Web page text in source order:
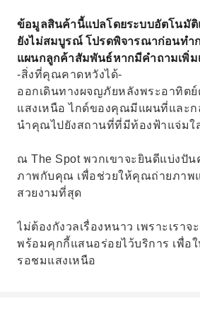
ข้อมูลสินค้านี้แปลโดยระบบอัตโนมั
ยังไม่สมบูรณ์ โปรดพิจารณาก่อนทำ
แผนกลูกค้าสัมพันธ์หากมีคำถามเพิ่ม
-สิ่งที่คุณคาดหวังได้-
ออกเดินทางผจญภัยหลังพระอาทิต
แสงเหนือ ไกด์ของคุณมีแผนที่และก
นำคุณไปยังสถานที่ที่มีท้องฟ้าแจ่มใ
ณ The Spot พวกเขาจะยินดีแบ่งปั
ภาพกับคุณ เพื่อช่วยให้คุณถ่ายภาพแ
สวยงามที่สุด
ไม่ต้องกังวลเรื่องหนาว เพราะเราจ
พร้อมคุกกี้แสนอร่อยไว้บริการ เพื่อ
รอชมแสงเหนือ